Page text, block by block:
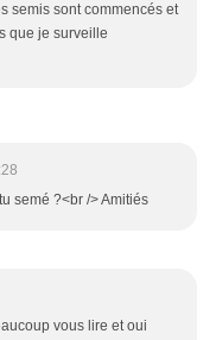
semis sont commencés et
que je surveille
semé ?<br /> Amitiés
vous lire et oui